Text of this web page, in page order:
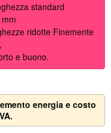
standard
ridotte Finemente
e buono.
energia e costo